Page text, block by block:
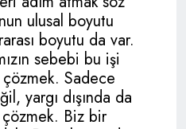
ulusal boyutu
boyutu da var.
sebebi bu işi
çözmek. Sadece
yargı dışında da
çözmek. Biz bir